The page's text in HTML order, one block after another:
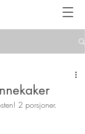
2 porsjoner.